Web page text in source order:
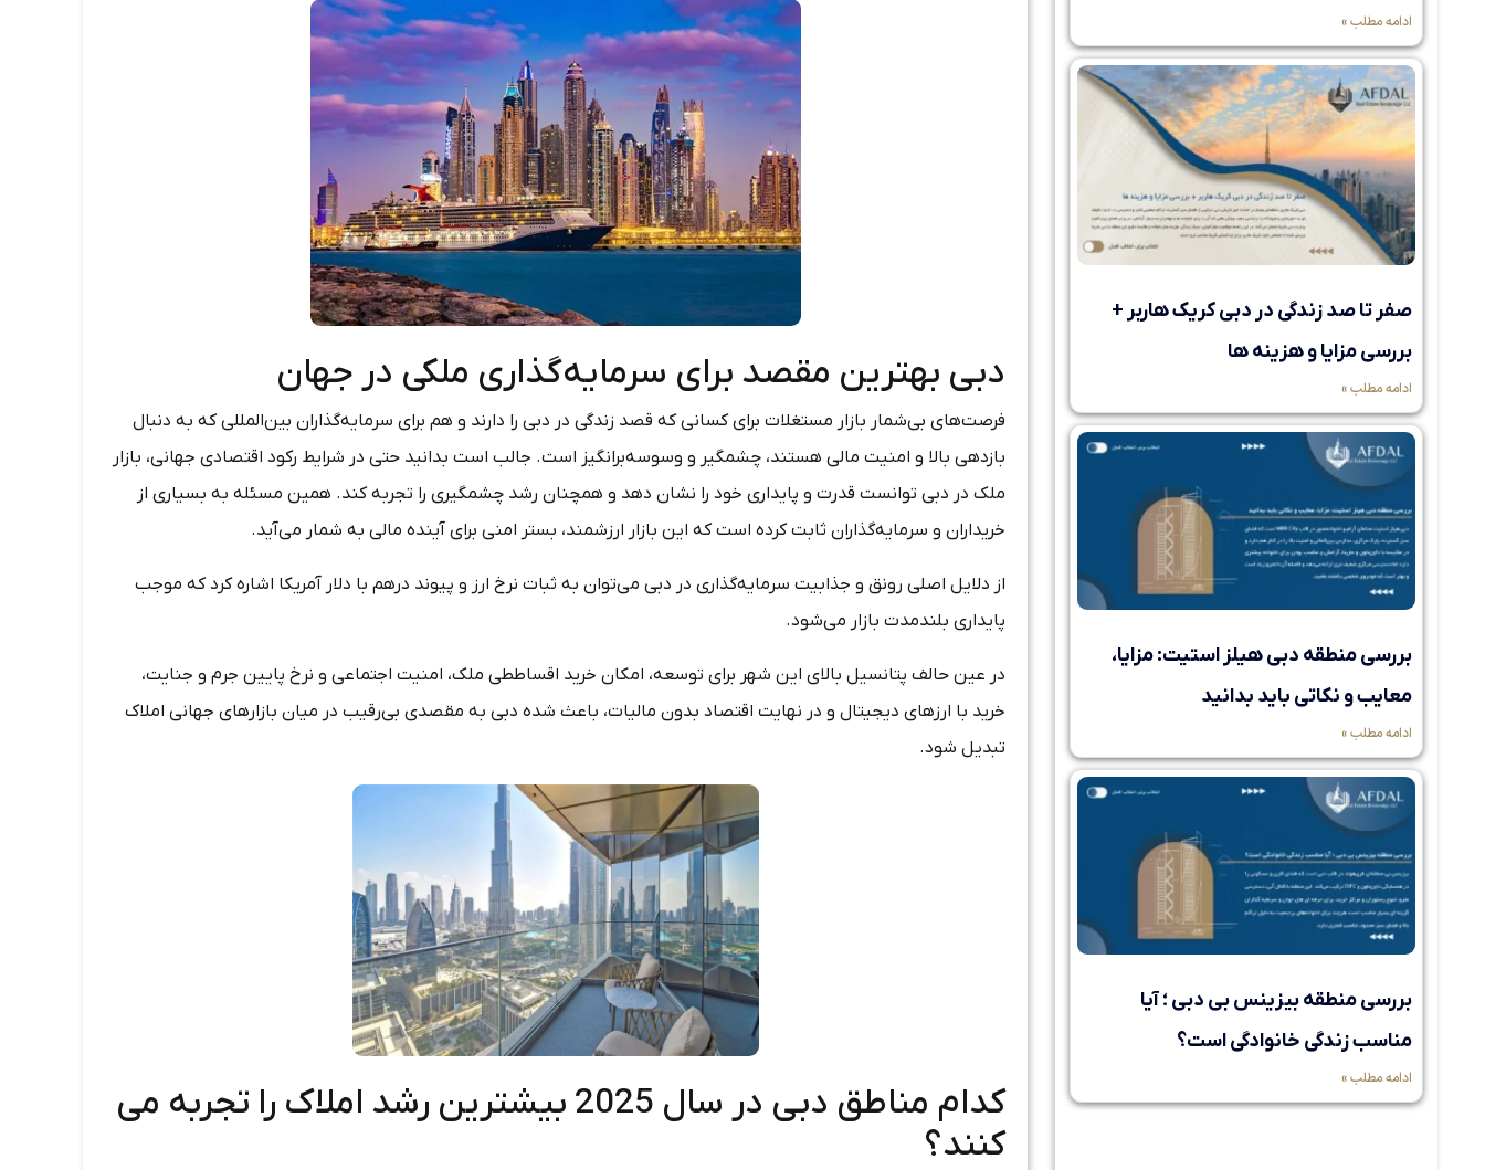
دبی بهترین مقصد برای سرمایه‌گذاری ملکی در جهان
فرصت‌های بی‌شمار بازار مستغلات برای کسانی که قصد زندگی در دبی را دارند و هم برای سرمایه‌گذاران بین‌المللی که به دنبال
بازدهی بالا و امنیت مالی هستند، چشمگیر و وسوسه‌برانگیز است. جالب است بدانید حتی در شرایط رکود اقتصادی جهانی، بازار
ملک در دبی توانست قدرت و پایداری خود را نشان دهد و همچنان رشد چشمگیری را تجربه کند. همین مسئله به بسیاری از
خریداران و سرمایه‌گذاران ثابت کرده است که این بازار ارزشمند، بستر امنی برای آینده مالی به شمار می‌آید.
از دلایل اصلی رونق و جذابیت سرمایه‌گذاری در دبی می‌توان به ثبات نرخ ارز و پیوند درهم با دلار آمریکا اشاره کرد که موجب
پایداری بلندمدت بازار می‌شود.
در عین حالف پتانسیل بالای این شهر برای توسعه، امکان خرید اقساططی ملک، امنیت اجتماعی و نرخ پایین جرم و جنایت،
خرید با ارزهای دیجیتال و در نهایت اقتصاد بدون مالیات، باعث شده دبی به مقصدی بی‌رقیب در میان بازارهای جهانی املاک
تبدیل شود.
کدام مناطق دبی در سال 2025 بیشترین رشد املاک را تجربه می
کنند؟
ادامه مطلب »
صفر تا صد زندگی در دبی کریک هاربر +
بررسی مزایا و هزینه ها
ادامه مطلب »
بررسی منطقه دبی هیلز استیت: مزایا،
معایب و نکاتی باید بدانید
ادامه مطلب »
بررسی منطقه بیزینس بی دبی ؛ آیا
مناسب زندگی خانوادگی است؟
ادامه مطلب »